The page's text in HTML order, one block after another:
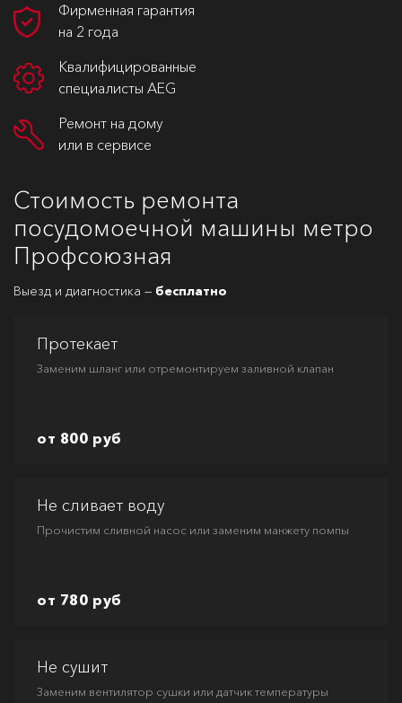
Фирменная гарантия
на 2 года
Квалифицированные
специалисты AEG
Ремонт на дому
или в сервисе
Стоимость ремонта
посудомоечной машины метро
Профсоюзная
Выезд и диагностика — бесплатно
Протекает
Заменим шланг или отремонтируем заливной клапан
от 800 руб
Не сливает воду
Прочистим сливной насос или заменим манжету помпы
от 780 руб
Не сушит
Заменим вентилятор сушки или датчик температуры